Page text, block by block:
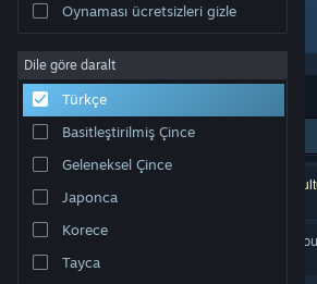
Hakkında
Destek
Dili değiştir
Steam mobil uygulamasını yükle
Masaüstü internet sitesini görüntüle
Oynaması ücretsizleri gizle
Dile göre daralt
Türkçe
Basitleştirilmiş Çince
Geleneksel Çince
Japonca
Korece
Tayca
Geliştirici: Kunpo Games
Sırala Uygunluk
1 sonuç aramanızla eşleşiyor. Tercihleriniz
ürün dâhil edilmedi.
The Forgotten Concluder